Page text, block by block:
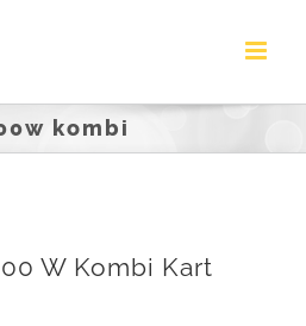
kombi
W Kombi Kart